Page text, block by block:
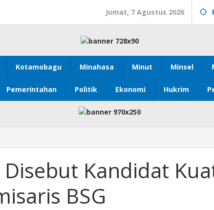
Jumat, 7 Agustus 2026
Kotamobagu Minahasa Minut Minsel
Pemerintahan Politik Ekonomi Hukrim
Kandidat
BSG